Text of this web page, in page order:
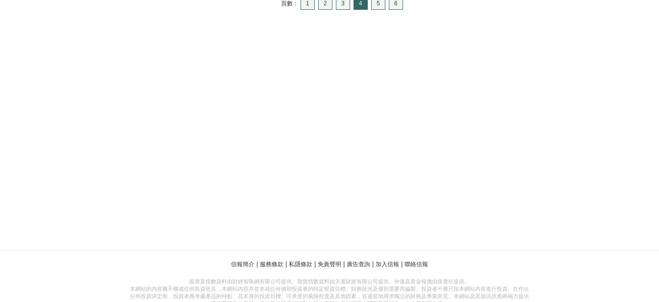
頁數： 1 2 3 4 5 6
信報簡介 服務條款 私隱條款 免責聲明 廣告查詢 加入信報 聯絡信報
股票及指數資料由財經智珠網有限公司提供。期貨指數資料由天滙財經有限公司提供。外滙及黃金報價由路透社提供。
本網站的內容概不構成任何投資意見，本網站內容亦並非就任何個別投資者的特定投資目標、財務狀況及個別需要而編製。投資者不應只按本網站內容進行投資。在作出
任何投資決定前，投資者應考慮產品的特點、其本身的投資目標、可承受的風險程度及其他因素，並適當地尋求獨立的財務及專業意見。本網站及其資訊供應商竭力提供